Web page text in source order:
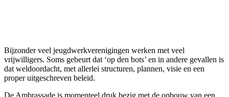
Bijzonder veel jeugdwerkverenigingen werken met veel
vrijwilligers. Soms gebeurt dat ‘op den bots’ en in andere gevallen is
dat weldoordacht, met allerlei structuren, plannen, visie en een
proper uitgeschreven beleid.
De Ambrassade is momenteel druk bezig met de opbouw van een